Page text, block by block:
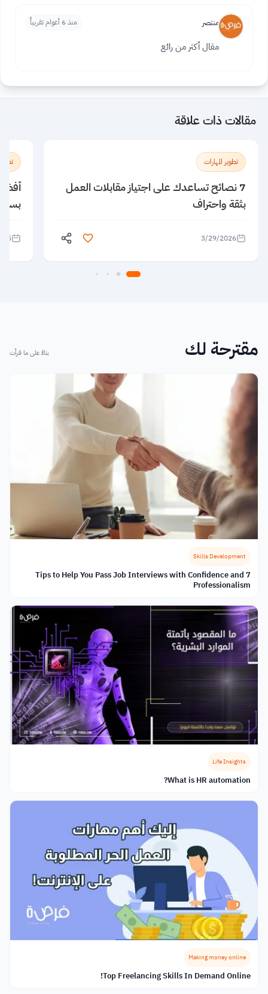
منتصر منذ 6 أعوام تقريباً
مقال أكثر من رائع
مقالات ذات علاقة
تطوير المهارات
7 نصائح تساعدك على اجتياز مقابلات العمل
بثقة واحتراف
3/29/2026
مقترحة لك بناءً على ما قرأت
Skills Development
7 Tips to Help You Pass Job Interviews with Confidence and
Professionalism
Life Insights
What is HR automation?
Making money online
Top Freelancing Skills In Demand Online!